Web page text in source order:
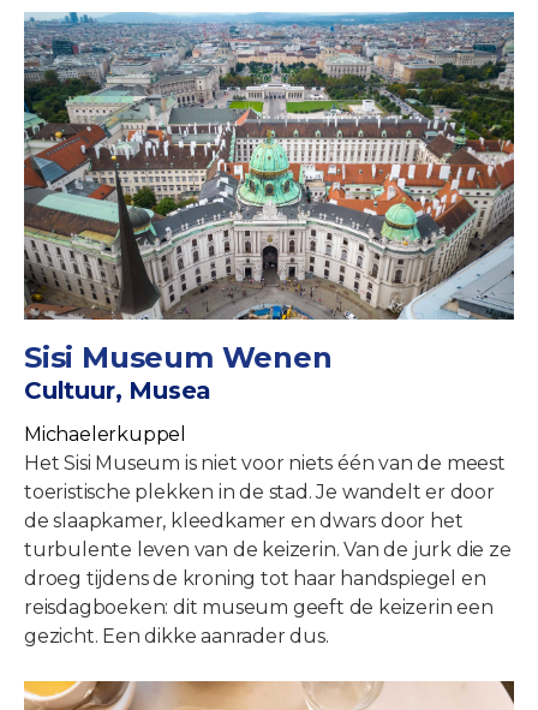
Sisi Museum Wenen
Cultuur, Musea
Michaelerkuppel
Het Sisi Museum is niet voor niets één van de meest
toeristische plekken in de stad. Je wandelt er door
de slaapkamer, kleedkamer en dwars door het
turbulente leven van de keizerin. Van de jurk die ze
droeg tijdens de kroning tot haar handspiegel en
reisdagboeken: dit museum geeft de keizerin een
gezicht. Een dikke aanrader dus.